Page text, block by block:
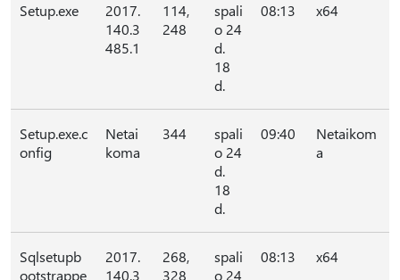
Setup.exe
2017.
140.3
485.1
114,
248
spali
o 24
d.
18
d.
08:13 x64
Setup.exe.c
onfig
Netai
koma
344
spali
o 24
d.
18
d.
09:40
Netaikom
a
Sqlsetupb
ootstrappe
2017.
140.3
268,
328
spali
o 24
08:13 x64